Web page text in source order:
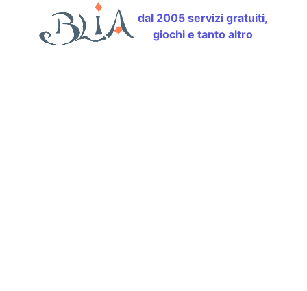
dal 2005 servizi gratuiti,
giochi e tanto altro